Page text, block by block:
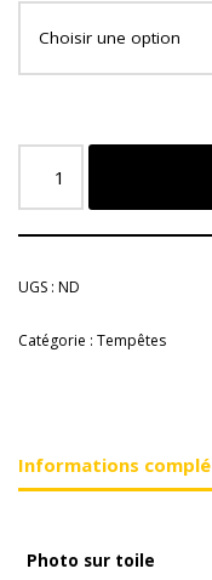
UGS : ND
Catégorie : Tempêtes
Informations
Photo sur toile